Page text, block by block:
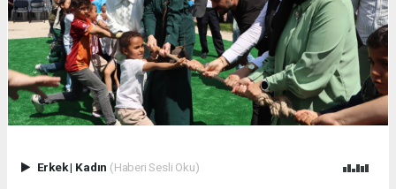
Erkek| Kadın (Haberi Sesli Oku)